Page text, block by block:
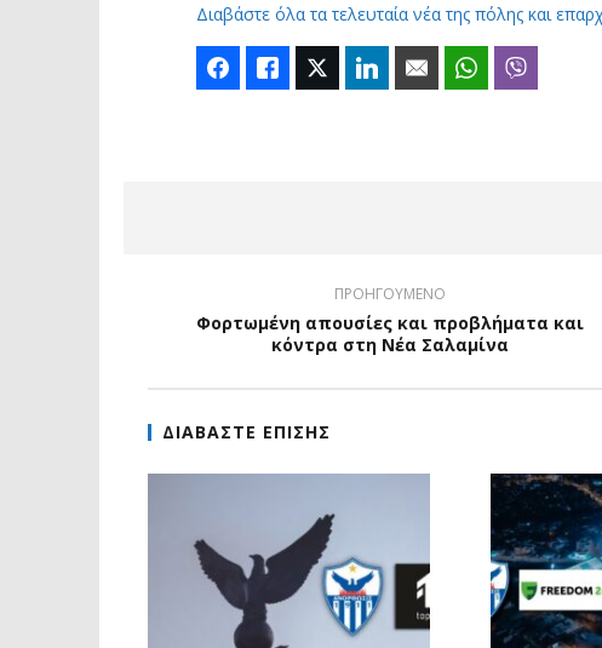
Διαβάστε όλα τα τελευταία νέα της πόλης και
FacebookLike Twitter LinkedIn Email WhatsApp
ΠΡΟΗΓΟΥΜΕΝΟ
Φορτωμένη απουσίες και προβλήματα και
κόντρα στη Νέα Σαλαμίνα
ΔΙΑΒΑΣΤΕ ΕΠΙΣΗΣ